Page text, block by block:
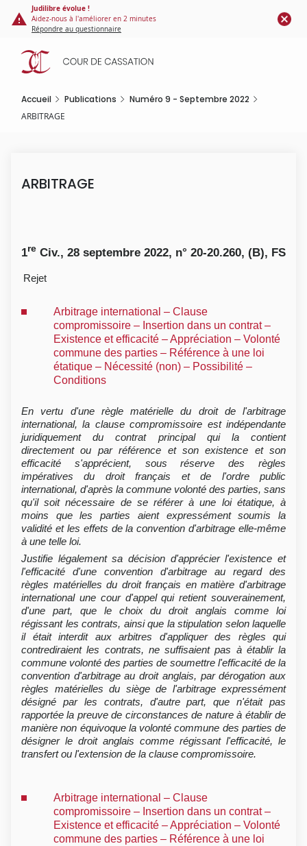
Panneau de gestion des cookies
contenu
principal
Judilibre évolue !
Aidez-nous à l'améliorer en 2 minutes
Répondre au questionnaire
Accueil Publications Numéro 9 - Septembre 2022
ARBITRAGE
ARBITRAGE
1re Civ., 28 septembre 2022, n° 20-20.260, (B), FS
Rejet
Arbitrage international – Clause
compromissoire – Insertion dans un contrat –
Existence et efficacité – Appréciation – Volonté
commune des parties – Référence à une loi
étatique – Nécessité (non) – Possibilité –
Conditions
En vertu d'une règle matérielle du droit de l'arbitrage
international, la clause compromissoire est indépendante
juridiquement du contrat principal qui la contient
directement ou par référence et son existence et son
efficacité s'apprécient, sous réserve des règles
impératives du droit français et de l'ordre public
international, d'après la commune volonté des parties, sans
qu'il soit nécessaire de se référer à une loi étatique, à
moins que les parties aient expressément soumis la
validité et les effets de la convention d'arbitrage elle-même
à une telle loi.
Justifie légalement sa décision d'apprécier l'existence et
l'efficacité d'une convention d'arbitrage au regard des
règles matérielles du droit français en matière d'arbitrage
international une cour d'appel qui retient souverainement,
d'une part, que le choix du droit anglais comme loi
régissant les contrats, ainsi que la stipulation selon laquelle
il était interdit aux arbitres d'appliquer des règles qui
contrediraient les contrats, ne suffisaient pas à établir la
commune volonté des parties de soumettre l'efficacité de la
convention d'arbitrage au droit anglais, par dérogation aux
règles matérielles du siège de l'arbitrage expressément
désigné par les contrats, d'autre part, que n'était pas
rapportée la preuve de circonstances de nature à établir de
manière non équivoque la volonté commune des parties de
désigner le droit anglais comme régissant l'efficacité, le
transfert ou l'extension de la clause compromissoire.
Arbitrage international – Clause
compromissoire – Insertion dans un contrat –
Existence et efficacité – Appréciation – Volonté
commune des parties – Référence à une loi